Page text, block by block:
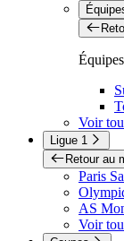
Voir
Ligue 1
Retour au
Paris
AS
Voir